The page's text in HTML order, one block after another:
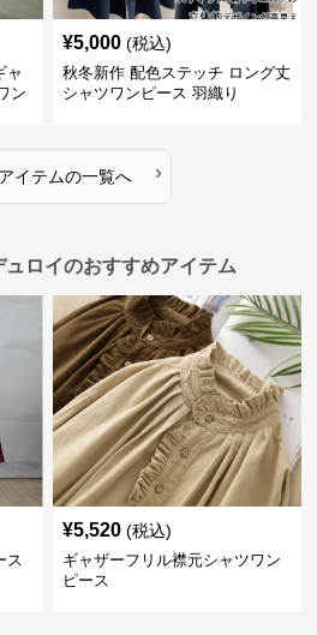
ャ
ン
¥5,000 (税込)
秋冬新作 配色ステッチ ロング丈
シャツワンピース 羽織り
イテムの一覧へ ›
ロイのおすすめアイテム
ス
¥5,520 (税込)
ギャザーフリル襟元シャツワン
ピース